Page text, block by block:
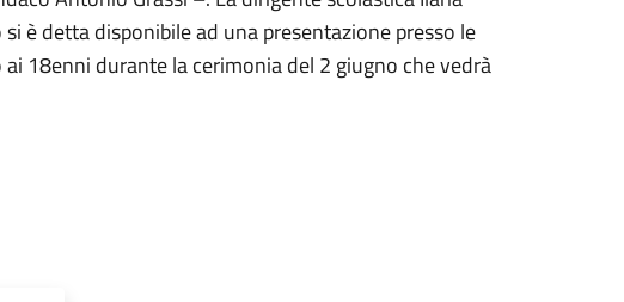
è detta disponibile ad una presentazione presso le
18enni durante la cerimonia del 2 giugno che vedrà